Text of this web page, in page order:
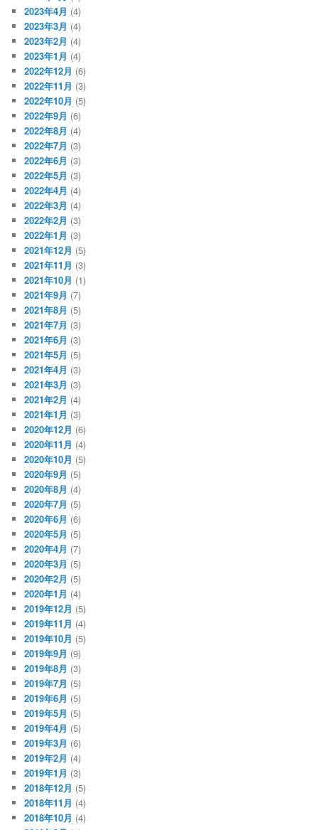
2023年4月 (4)
2023年3月 (4)
2023年2月 (4)
2023年1月 (4)
2022年12月 (6)
2022年11月 (3)
2022年10月 (5)
2022年9月 (6)
2022年8月 (4)
2022年7月 (3)
2022年6月 (3)
2022年5月 (3)
2022年4月 (4)
2022年3月 (4)
2022年2月 (3)
2022年1月 (3)
2021年12月 (5)
2021年11月 (3)
2021年10月 (1)
2021年9月 (7)
2021年8月 (5)
2021年7月 (3)
2021年6月 (3)
2021年5月 (5)
2021年4月 (3)
2021年3月 (3)
2021年2月 (4)
2021年1月 (3)
2020年12月 (6)
2020年11月 (4)
2020年10月 (5)
2020年9月 (5)
2020年8月 (4)
2020年7月 (5)
2020年6月 (6)
2020年5月 (5)
2020年4月 (7)
2020年3月 (5)
2020年2月 (5)
2020年1月 (4)
2019年12月 (5)
2019年11月 (4)
2019年10月 (5)
2019年9月 (9)
2019年8月 (3)
2019年7月 (5)
2019年6月 (5)
2019年5月 (5)
2019年4月 (5)
2019年3月 (6)
2019年2月 (4)
2019年1月 (3)
2018年12月 (5)
2018年11月 (4)
2018年10月 (4)